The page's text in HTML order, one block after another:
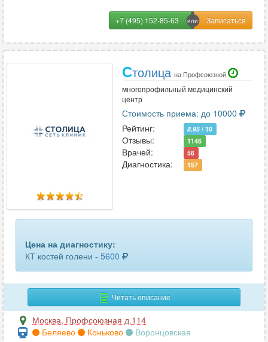
+7 (495) 152-85-63
Столица на Профсоюзной
многопрофильный медицинский
центр
Стоимость приема: до 10000
Рейтинг:
8.95/ 10
Отзывы: 1146
Врачей: 56
Диагностика: 157
Цена на диагностику:
КТ костей голени - 5600
Читать описание
Москва, Профсоюзная д.114
Беляево
Коньково Воронцовская